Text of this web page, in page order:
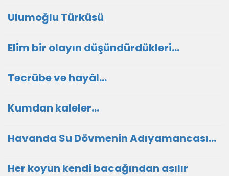
Ulumoğlu Türküsü
Elim bir olayın düşündürdükleri…
Tecrübe ve hayâl…
Kumdan kaleler…
Havanda Su Dövmenin Adıyamancası…
Her koyun kendi bacağından asılır